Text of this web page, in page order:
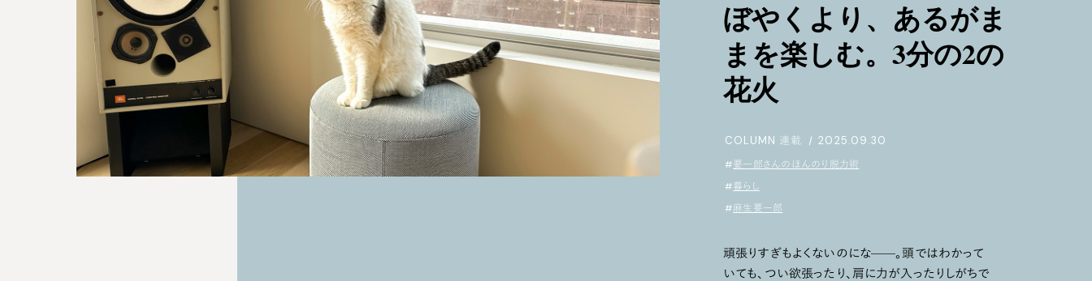
ぼやくより、あるがま
まを楽しむ。3分の2の
花火
COLUMN 連載 | 2025.09.30
#要一郎さんのほんのり脱力術
#暮らし
#麻生要一郎
頑張りすぎもよくないのにな——。頭ではわかって
いても、つい欲張ったり、肩に力が入ったりしがちで